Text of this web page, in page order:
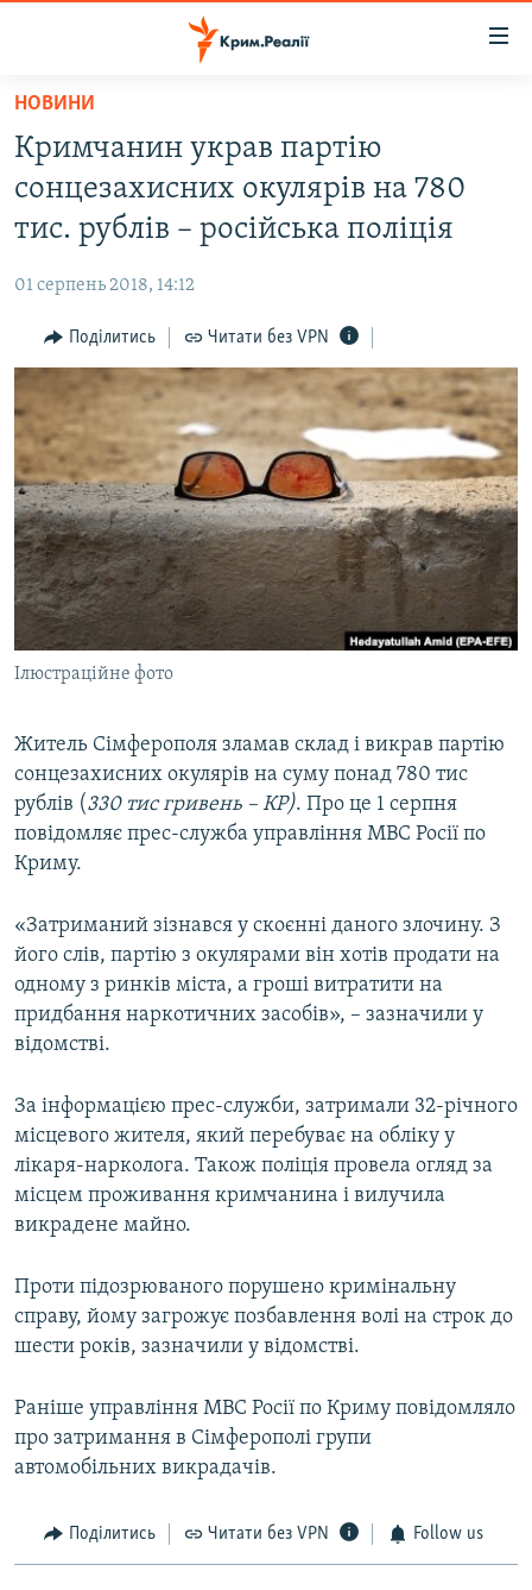
Перейти
основного
матеріалу
до
основної
навігації
Перейти
до
пошуку
ВОДА.КРИМ
ВІДЕО ТА ФОТО
БЛОГИ
ПОГЛЯД
ІНТЕРВ'Ю
ВСЕ ЗА ДЕНЬ
СПЕЦПРОЕКТИ
ДЕПОРТАЦІЯ
ВІДЕОУРОКИ «ELIFBE»
СВІДЧЕННЯ ОКУПАЦІЇ
УКРАЇНСЬКА ПРОБЛЕМА КРИМУ
ІНФОГРАФІКА
ЯК ОБІЙТИ БЛОКУВАННЯ
Русский
Qırımtatar
ДОЛУЧАЙСЯ!
Усі сайти RFE/RL
НОВИНИ
Кримчанин украв партію
сонцезахисних окулярів на 780
тис. рублів – російська поліція
01 серпень 2018, 14:12
Поділитись Читати без VPN
Ілюстраційне фото
Житель Сімферополя зламав склад і викрав партію
сонцезахисних окулярів на суму понад 780 тис
рублів (330 тис гривень – КР). Про це 1 серпня
повідомляє прес-служба управління МВС Росії по
Криму.
«Затриманий зізнався у скоєнні даного злочину. З
його слів, партію з окулярами він хотів продати на
одному з ринків міста, а гроші витратити на
придбання наркотичних засобів», – зазначили у
відомстві.
За інформацією прес-служби, затримали 32-річного
місцевого жителя, який перебуває на обліку у
лікаря-нарколога. Також поліція провела огляд за
місцем проживання кримчанина і вилучила
викрадене майно.
Проти підозрюваного порушено кримінальну
справу, йому загрожує позбавлення волі на строк до
шести років, зазначили у відомстві.
Раніше управління МВС Росії по Криму повідомляло
про затримання в Сімферополі групи
автомобільних викрадачів.
Поділитись Читати без VPN Follow us